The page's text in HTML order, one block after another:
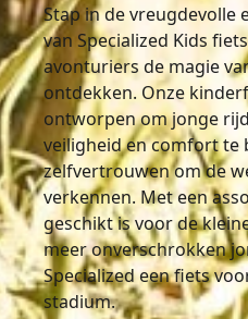
Stap in de vreugdevolle
van Specialized Kids
avonturiers de magie
ontdekken. Onze
ontworpen om jonge
veiligheid en comfort te
zelfvertrouwen om de
verkennen. Met een
geschikt is voor de
meer onverschrokken
Specialized een fiets
stadium.